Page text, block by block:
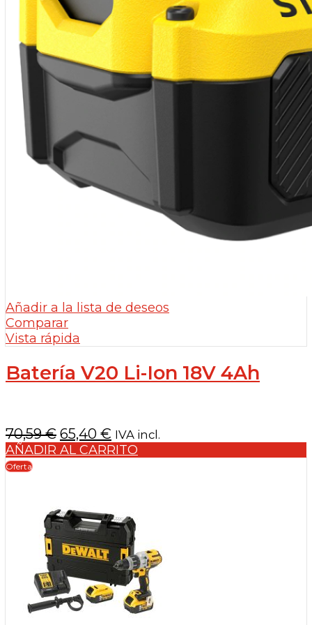
Añadir a la lista de deseos
Comparar
Vista rápida
Batería V20 Li-Ion 18V 4Ah
70,59€ El
precio
65,40 € El
precio
IVA incl.
AÑADIR AL CARRITO
Oferta